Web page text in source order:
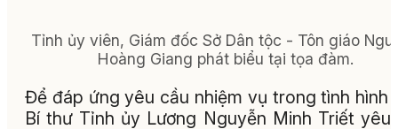
Tỉnh ủy viên, Giám đốc Sở Dân tộc - Tôn giáo
Hoàng Giang phát biểu tại tọa đàm.
Để đáp ứng yêu cầu nhiệm vụ trong tình hình
Bí thư Tỉnh ủy Lương Nguyễn Minh Triết yêu